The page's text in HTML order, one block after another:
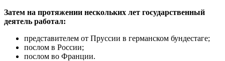
Затем на протяжении нескольких лет государственный
деятель работал:
представителем от Пруссии в германском бундестаге;
послом в России;
послом во Франции.